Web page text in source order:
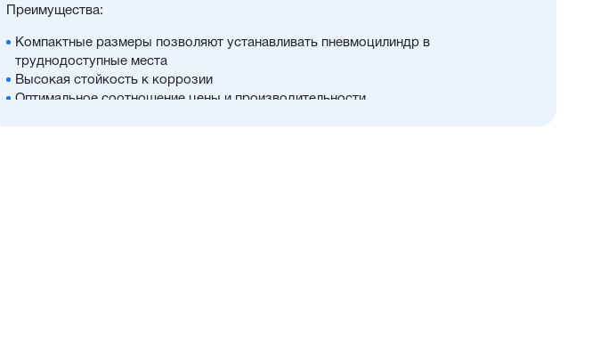
Преимущества:
Компактные размеры позволяют устанавливать пневмоцилиндр в
труднодоступные места
Высокая стойкость к коррозии
Оптимальное соотношение цены и производительности